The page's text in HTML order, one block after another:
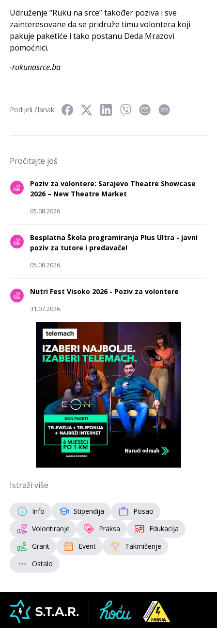
Udruženje “Ruku na srce” također poziva i sve
zainteresovane da se pridruže timu volontera koji
pakuje paketiće i tako postanu Deda Mrazovi
pomoćnici.
-rukunasrce.ba
Podijeli članak:
Pročitajte još
Poziv za volontere: Sarajevo Theatre Showcase
2026 – New Theatre Market
05.08.2026.
Besplatna Škola programiranja Plus Ultra - javni
poziv za tutore i predavače!
05.08.2026.
Nutri Fest Visoko 2026 - Poziv za volontere
31.07.2026.
Istraži više
Info Stipendija
Posao
Volontiranje
Praksa
Edukacija
Grant
Event
Takmičenje
Ostalo